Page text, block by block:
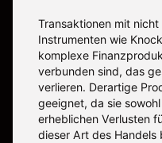
Transaktionen mit
Instrumenten wie
komplexe
verbunden sind, das
verlieren. Derartige
geeignet, da sie
erheblichen Verlusten
dieser Art des Handels